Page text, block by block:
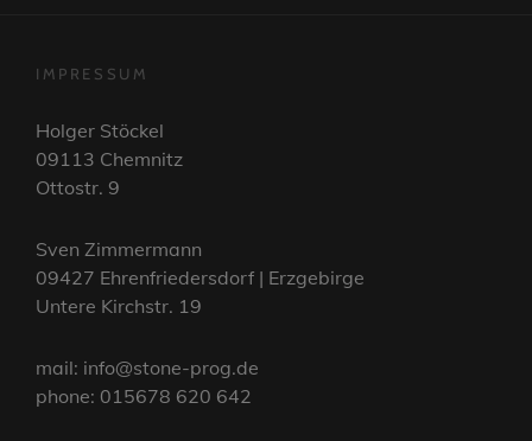
IMPRESSUM
Holger Stöckel
09113 Chemnitz
Ottostr. 9
Sven Zimmermann
09427 Ehrenfriedersdorf | Erzgebirge
Untere Kirchstr. 19
mail: info@stone-prog.de
phone: 015678 620 642